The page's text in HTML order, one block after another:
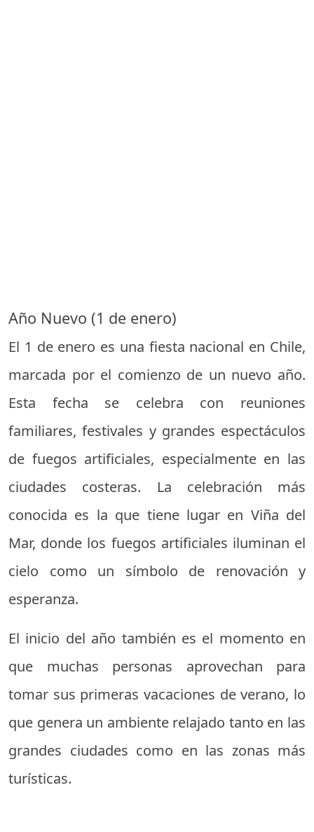
Año Nuevo (1 de enero)
El 1 de enero es una fiesta nacional en Chile,
marcada por el comienzo de un nuevo año.
Esta fecha se celebra con reuniones
familiares, festivales y grandes espectáculos
de fuegos artificiales, especialmente en las
ciudades costeras. La celebración más
conocida es la que tiene lugar en Viña del
Mar, donde los fuegos artificiales iluminan el
cielo como un símbolo de renovación y
esperanza.
El inicio del año también es el momento en
que muchas personas aprovechan para
tomar sus primeras vacaciones de verano, lo
que genera un ambiente relajado tanto en las
grandes ciudades como en las zonas más
turísticas.